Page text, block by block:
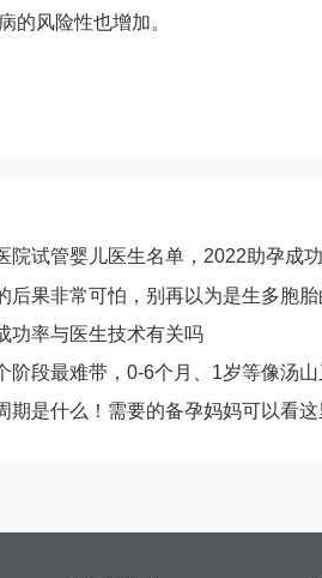
的风险性也增加。
试管婴儿医生名单，2022助孕成功率高的大夫
非常可怕，别再以为是生多胞胎的症状-哈萨克斯坦试管
功率与医生技术有关吗
段最难带，0-6个月、1岁等像汤山又像炼
期是什么！需要的备孕妈妈可以看这